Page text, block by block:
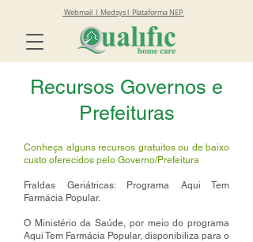
Webmail l Medsysl Plataforma NEP
Recursos Governos e
Prefeituras
Conheça alguns recursos gratuitos ou de baixo
custo oferecidos pelo Governo/Prefeitura
Fraldas Geriátricas: Programa Aqui Tem
Farmácia Popular.
O Ministério da Saúde, por meio do programa
Aqui Tem Farmácia Popular, disponibiliza para o